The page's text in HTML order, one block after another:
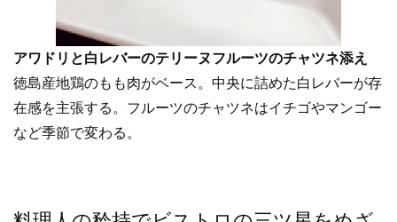
アワドリと白レバーのテリーヌフルーツのチャツネ添え
徳島産地鶏のもも肉がベース。中央に詰めた白レバーが存
在感を主張する。フルーツのチャツネはイチゴやマンゴー
など季節で変わる。